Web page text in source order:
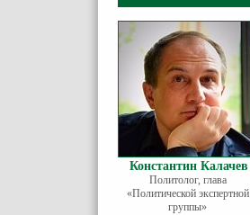
Константин Калачев
Политолог, глава
«Политической экспертной
группы»